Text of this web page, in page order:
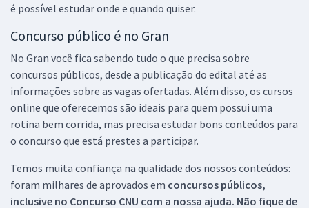
é possível estudar onde e quando quiser.
Concurso público é no Gran
No Gran você fica sabendo tudo o que precisa sobre
concursos públicos, desde a publicação do edital até as
informações sobre as vagas ofertadas. Além disso, os cursos
online que oferecemos são ideais para quem possui uma
rotina bem corrida, mas precisa estudar bons conteúdos para
o concurso que está prestes a participar.
Temos muita confiança na qualidade dos nossos conteúdos:
foram milhares de aprovados em concursos públicos,
inclusive no Concurso CNU com a nossa ajuda. Não fique de